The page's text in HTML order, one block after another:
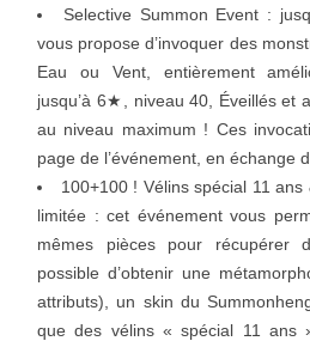
Selective Summon Event :
vous propose d’invoquer des
Eau ou Vent, entièrement
jusqu’à 6★, niveau 40, Éveillés et
au niveau maximum ! Ces
page de l’événement, en échange
100+100 ! Vélins spécial 11
limitée : cet événement vous
mêmes pièces pour récupérer
possible d’obtenir une
attributs), un skin du
que des vélins « spécial 11 ans